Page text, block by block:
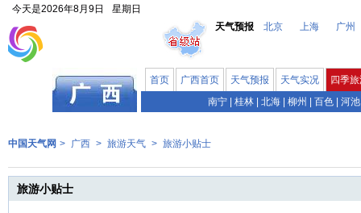
今天是2026年8月9日
星期日
天气预报
北京 上海 广州
首页 广西首页 天气预报 天气实况
四季
南宁
桂林 北海 柳州 百色 河池
中国天气网 > 广西 > 旅游天气 > 旅游小贴士
旅游小贴士